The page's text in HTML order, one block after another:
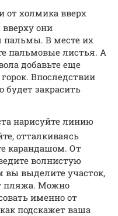
от холмика вверх
они
пальмы. В месте их
пальмовые листья. А
добавьте еще
Впоследствии
закрасить
нарисуйте линию
отталкиваясь
карандашом. От
волнистую
вы выделите участок,
пляжа. Можно
именно от
подскажет ваша